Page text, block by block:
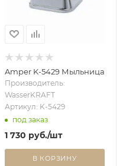
Amper K-5429 Мыльница
Производитель:
WasserKRAFT
Артикул: K-5429
под заказ
1 730 руб./шт
В КОРЗИНУ